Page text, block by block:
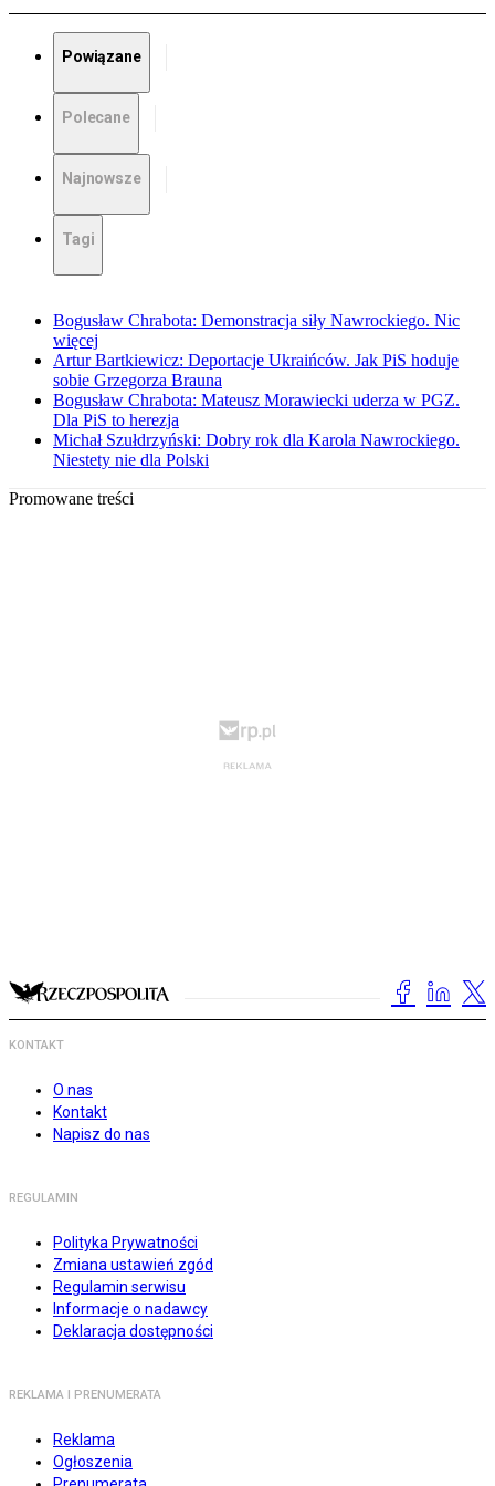
Powiązane
Polecane
Najnowsze
Tagi
Bogusław Chrabota: Demonstracja siły Nawrockiego. Nic
więcej
Artur Bartkiewicz: Deportacje Ukraińców. Jak PiS hoduje
sobie Grzegorza Brauna
Bogusław Chrabota: Mateusz Morawiecki uderza w PGZ.
Dla PiS to herezja
Michał Szułdrzyński: Dobry rok dla Karola Nawrockiego.
Niestety nie dla Polski
Promowane treści
KONTAKT
O nas
Kontakt
Napisz do nas
REGULAMIN
Polityka Prywatności
Zmiana ustawień zgód
Regulamin serwisu
Informacje o nadawcy
Deklaracja dostępności
REKLAMA I PRENUMERATA
Reklama
Ogłoszenia